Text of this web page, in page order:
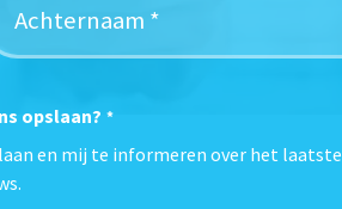
opslaan? *
en mij te informeren over het laatste